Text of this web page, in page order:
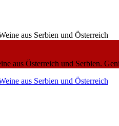
aus Österreich und Serbien.